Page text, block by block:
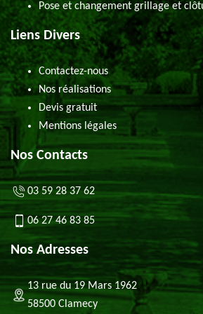
Pose et changement grillage et
Liens Divers
Contactez-nous
Nos réalisations
Devis gratuit
Mentions légales
Nos Contacts
03 59 28 37 62
06 27 46 83 85
Nos Adresses
13 rue du 19 Mars 1962
58500 Clamecy